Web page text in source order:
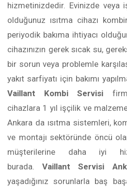
hizmetinizdedir. Evinizde veya
olduğunuz ısıtma cihazı
periyodik bakıma ihtiyacı
cihazınızın gerek sıcak su,
bir sorun veya problemle
yakıt sarfiyatı için bakımı
Vaillant Kombi Servisi
cihazlara 1 yıl işçilik ve
Ankara da ısıtma sistemleri,
ve montajı sektöründe öncü
müşterilerine daha iyi
burada.Vaillant Servisi
yaşadığınız sorunlarla baş